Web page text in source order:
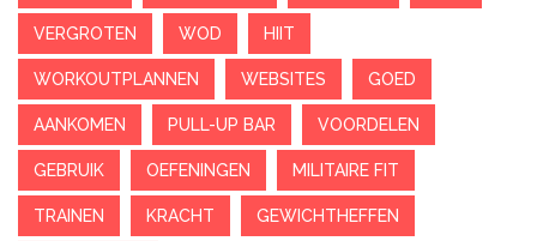
VERGROTEN WOD HIIT
WORKOUTPLANNEN WEBSITES GOED
AANKOMEN PULL-UP BAR VOORDELEN
GEBRUIK OEFENINGEN MILITAIRE FIT
TRAINEN KRACHT GEWICHTHEFFEN